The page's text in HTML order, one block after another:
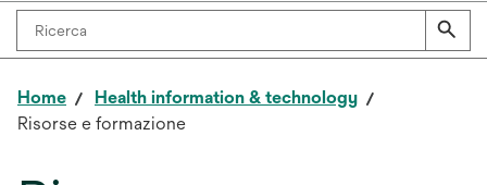
Home
Health information & technology
Risorse e formazione